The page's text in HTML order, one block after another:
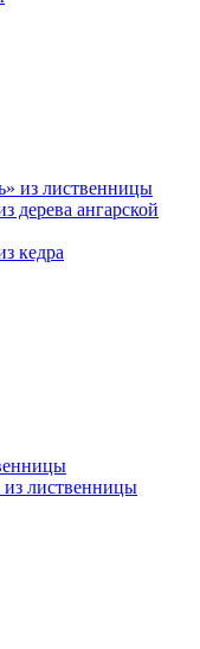
из лиственницы
дерева ангарской
кедра
из лиственницы